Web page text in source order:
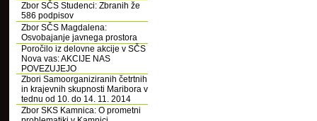
Zbor SČS Studenci: Zbranih že
586 podpisov
Zbor SČS Magdalena:
Osvobajanje javnega prostora
Poročilo iz delovne akcije v SČS
Nova vas: AKCIJE NAS
POVEZUJEJO
Zbori Samoorganiziranih četrtnih
in krajevnih skupnosti Maribora v
tednu od 10. do 14. 11. 2014
Zbor SKS Kamnica: O prometni